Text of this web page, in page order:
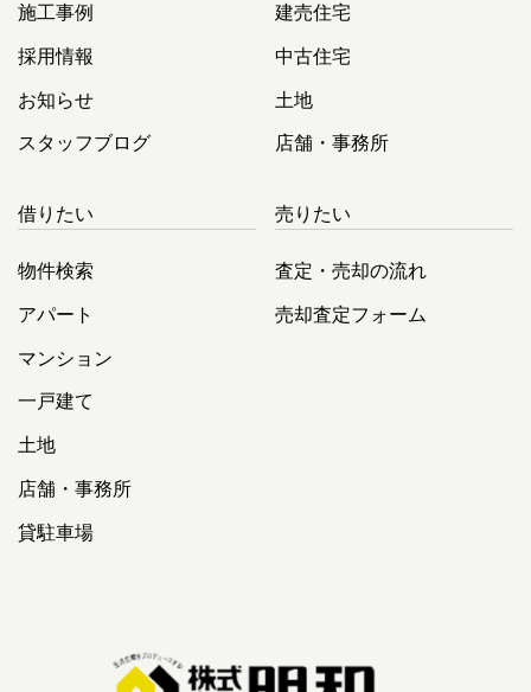
施工事例
採用情報
お知らせ
スタッフブログ
建売住宅
中古住宅
土地
店舗・事務所
借りたい
物件検索
アパート
マンション
一戸建て
土地
店舗・事務所
貸駐車場
売りたい
査定・売却の流れ
売却査定フォーム